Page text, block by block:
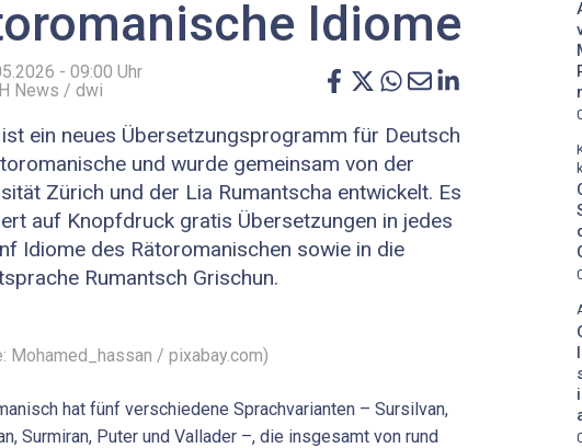
Idiome
- 09:00 Uhr
News / dwi
ist ein neues Übersetzungsprogramm für Deutsch
und wurde gemeinsam von der
Zürich und der Lia Rumantscha entwickelt. Es
auf Knopfdruck gratis Übersetzungen in jedes
Idiome des Rätoromanischen sowie in die
Rumantsch Grischun.
Mohamed_hassan / pixabay.com)
hat fünf verschiedene Sprachvarianten – Sursilvan,
Surmiran, Puter und Vallader –, die insgesamt von rund